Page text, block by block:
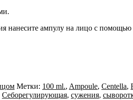
нанесите ампулу на лицо с
Метки: 100 ml., Ampoule, Centella,
Себорегулирующая, сужения,